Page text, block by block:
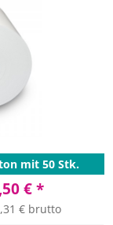
mit 50 Stk.
€ *
€ brutto